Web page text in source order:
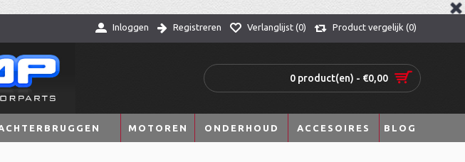
Inloggen Registreren Verlanglijst (0) Product vergelijk (0)
0 product(en) - €0,00
MOTOREN ONDERHOUD ACCESOIRES BLOG